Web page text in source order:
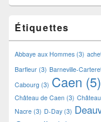
Étiquettes
Abbaye aux Hommes (3)
Barfleur (3) Barneville-
Cabourg (3) Caen (5)
Château de Caen (3)
Nacre (3) D-Day (3)